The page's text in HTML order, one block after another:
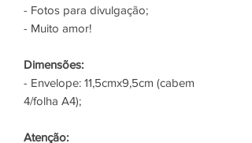
- Fotos para divulgação;
- Muito amor!
Dimensões:
- Envelope: 11,5cmx9,5cm (cabem
4/folha A4);
Atenção: